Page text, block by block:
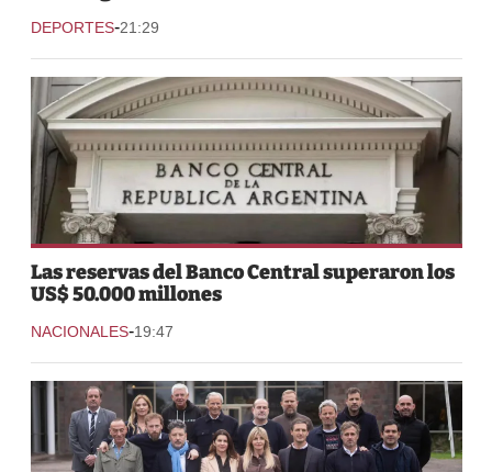
DEPORTES-21:29
Las reservas del Banco Central superaron los
US$ 50.000 millones
NACIONALES-19:47